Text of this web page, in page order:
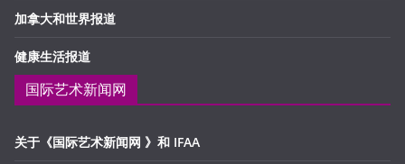
加拿大和世界报道
健康生活报道
国际艺术新闻网
关于《国际艺术新闻网 》和 IFAA